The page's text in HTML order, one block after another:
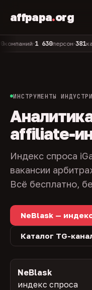
affpapa.org
•1 630персон•381
ИНСТРУМЕНТЫ
affiliate-
Индекс спроса
вакансии
Всё бесплатно,
NeBlask —
Каталог TG-
NeBlask
индекс спроса